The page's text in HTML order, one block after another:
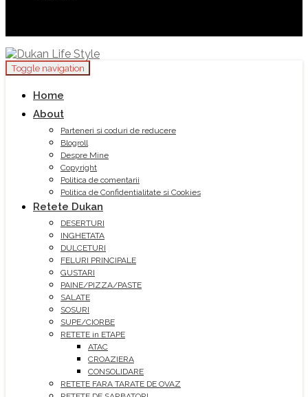
Toggle navigation
Home
About
Parteneri si coduri de reducere
Blogroll
Despre Mine
Copyright
Politica de comentarii
Politica de Confidentialitate si Cookies
Retete Dukan
DESERTURI
INGHETATA
DULCETURI
FELURI PRINCIPALE
GUSTARI
PAINE/PIZZA/PASTE
SALATE
SOSURI
SUPE/CIORBE
RETETE in ETAPE
ATAC
CROAZIERA
CONSOLIDARE
RETETE FARA TARATE DE OVAZ